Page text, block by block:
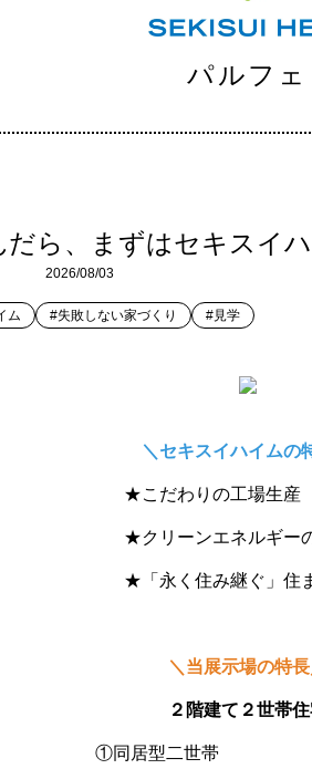
パルフェ
ら、まずはセキスイ
2026/08/03
ム #失敗しない家づくり #見学
＼セキスイハイムの
★こだわりの工
★クリーンエネルギー
★「永く住み継ぐ」住
＼当展示場の特
２階建て２世帯
①同居型二